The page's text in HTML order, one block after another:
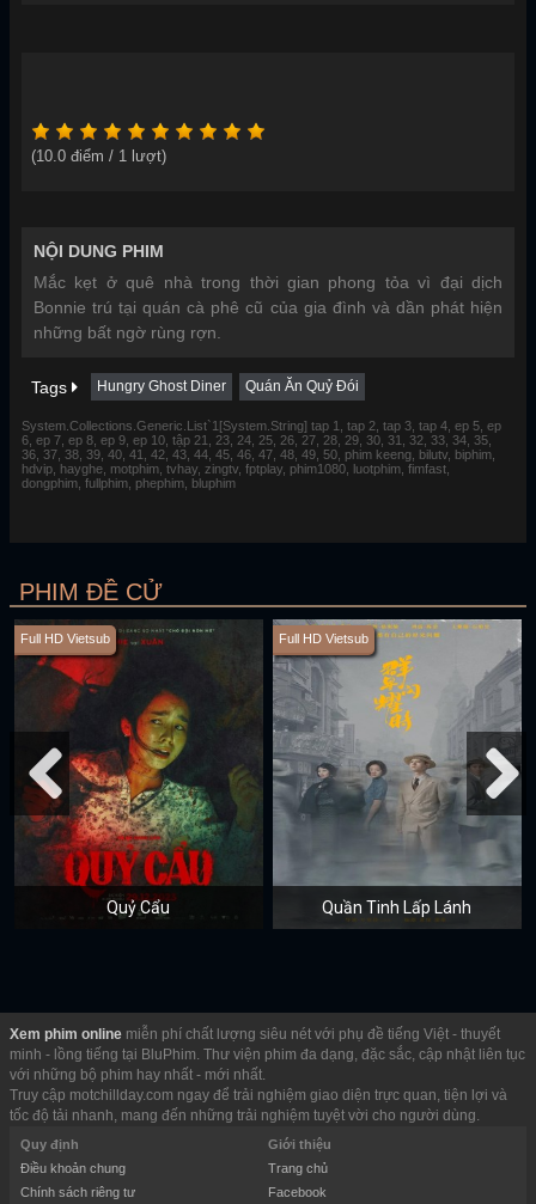
(10.0 điểm / 1 lượt)
NỘI DUNG PHIM
Mắc kẹt ở quê nhà trong thời gian phong tỏa vì đại dịch
Bonnie trú tại quán cà phê cũ của gia đình và dần phát hiện
những bất ngờ rùng rợn.
Tags Hungry Ghost Diner Quán Ăn Quỷ Đói
System.Collections.Generic.List`1[System.String] tap 1, tap 2, tap 3, tap 4, ep 5, ep
6, ep 7, ep 8, ep 9, ep 10, tập 21, 23, 24, 25, 26, 27, 28, 29, 30, 31, 32, 33, 34, 35,
36, 37, 38, 39, 40, 41, 42, 43, 44, 45, 46, 47, 48, 49, 50, phim keeng, bilutv, biphim,
hdvip, hayghe, motphim, tvhay, zingtv, fptplay, phim1080, luotphim, fimfast,
dongphim, fullphim, phephim, bluphim
PHIM ĐỀ CỬ
Full HD Vietsub
Quỷ Cẩu
Full HD Vietsub
Quần Tinh Lấp Lánh
Xem phim online miễn phí chất lượng siêu nét với phụ đề tiếng Việt - thuyết
minh - lồng tiếng tại BluPhim. Thư viện phim đa dạng, đặc sắc, cập nhật liên tục
với những bộ phim hay nhất - mới nhất.
Truy cập motchillday.com ngay để trải nghiệm giao diện trực quan, tiện lợi và
tốc độ tải nhanh, mang đến những trải nghiệm tuyệt vời cho người dùng.
Quy định
Điều khoản chung
Chính sách riêng tư
Giới thiệu
Trang chủ
Facebook